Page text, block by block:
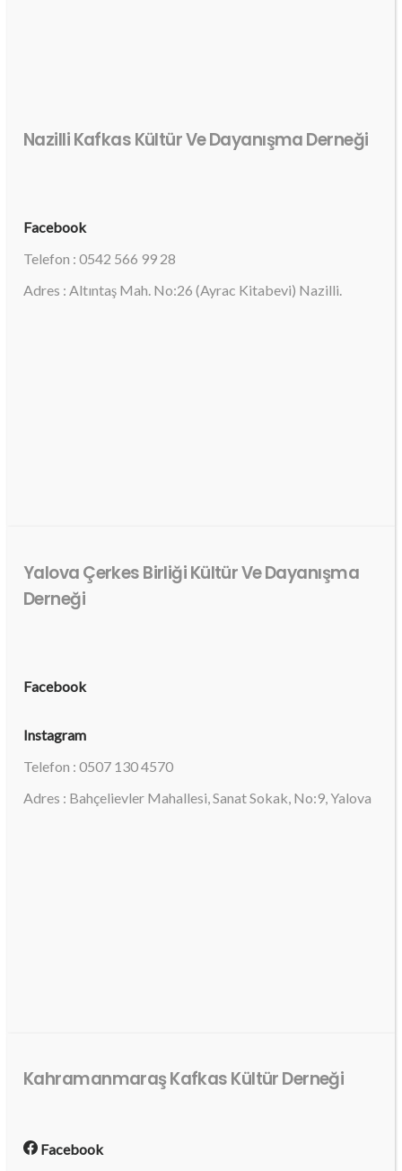
Nazilli Kafkas Kültür Ve Dayanışma Derneği
Facebook
Telefon : 0542 566 99 28
Adres : Altıntaş Mah. No:26 (Ayrac Kitabevi) Nazilli.
Yalova Çerkes Birliği Kültür Ve Dayanışma
Derneği
Facebook
Instagram
Telefon : 0507 130 4570
Adres : Bahçelievler Mahallesi, Sanat Sokak, No:9, Yalova
Kahramanmaraş Kafkas Kültür Derneği
Facebook